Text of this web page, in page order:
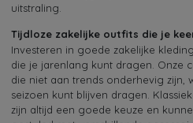
uitstraling.
Tijdloze zakelijke outfits die je
Investeren in goede zakelijke
die je jarenlang kunt dragen. Onze
die niet aan trends onderhevig zijn,
seizoen kunt blijven dragen.
zijn altijd een goede keuze en